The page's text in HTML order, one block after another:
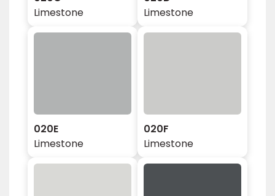
Limestone
Limestone
020E
Limestone
020F
Limestone